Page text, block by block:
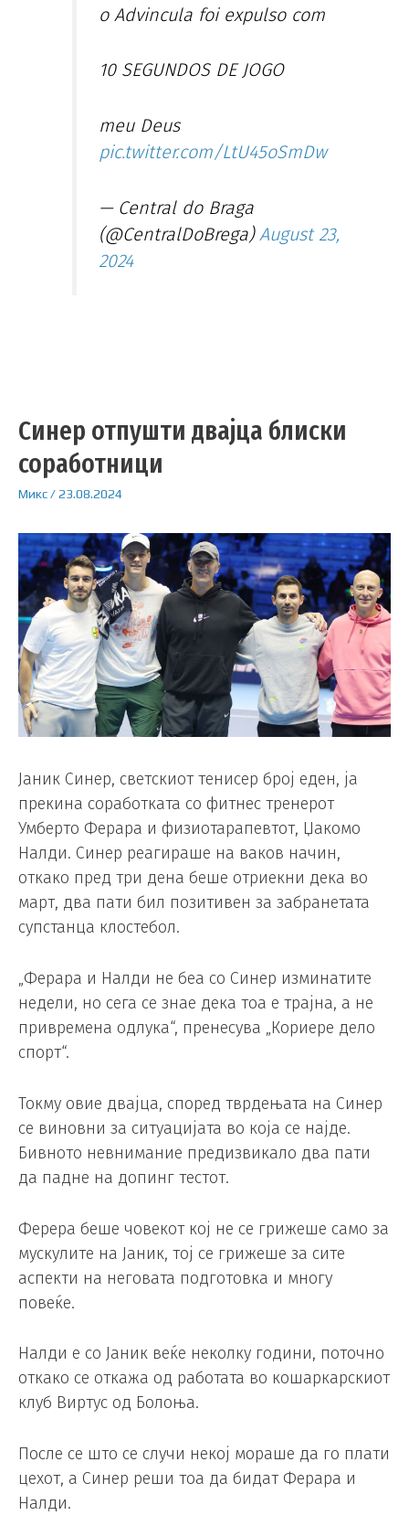
o Advincula foi expulso com
10 SEGUNDOS DE JOGO
meu Deus
pic.twitter.com/LtU45oSmDw
— Central do Braga
(@CentralDoBrega) August 23,
2024
Синер отпушти двајца блиски
соработници
Микс/23.08.2024
Јаник Синер, светскиот тенисер број еден, ја
прекина соработката со фитнес тренерот
Умберто Ферара и физиотарапевтот, Џакомо
Налди. Синер реагираше на ваков начин,
откако пред три дена беше отриекни дека во
март, два пати бил позитивен за забранетата
супстанца клостебол.
„Ферара и Налди не беа со Синер изминатите
недели, но сега се знае дека тоа е трајна, а не
привремена одлука“, пренесува „Кориере дело
спорт“.
Токму овие двајца, според тврдењата на Синер
се виновни за ситуацијата во која се најде.
Бивното невнимание предизвикало два пати
да падне на допинг тестот.
Ферера беше човекот кој не се грижеше само за
мускулите на Јаник, тој се грижеше за сите
аспекти на неговата подготовка и многу
повеќе.
Налди е со Јаник веќе неколку години, поточно
откако се откажа од работата во кошаркарскиот
клуб Виртус од Болоња.
После се што се случи некој мораше да го плати
цехот, а Синер реши тоа да бидат Ферара и
Налди.